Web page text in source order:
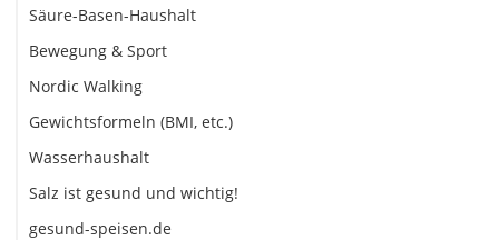
Säure-Basen-Haushalt
Bewegung & Sport
Nordic Walking
Gewichtsformeln (BMI, etc.)
Wasserhaushalt
Salz ist gesund und wichtig!
gesund-speisen.de